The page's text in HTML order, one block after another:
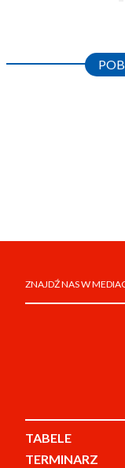
ZNAJDŹ NAS W
TABELE
TERMINARZ